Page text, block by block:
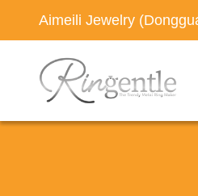
Aimeili Jewelry